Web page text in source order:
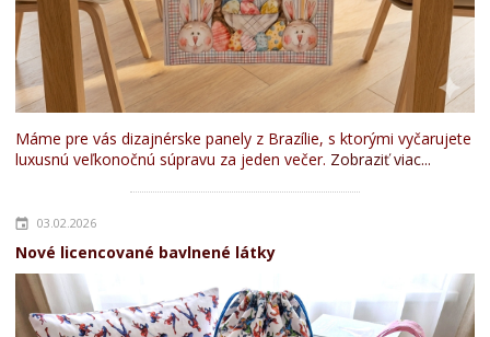
Máme pre vás dizajnérske panely z Brazílie, s ktorými vyčarujete
luxusnú veľkonočnú súpravu za jeden večer. Zobraziť viac...
03.02.2026
Nové licencované bavlnené látky